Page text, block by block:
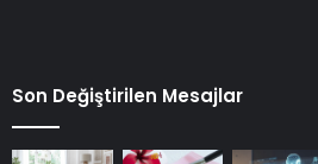
Son Değiştirilen Mesajlar